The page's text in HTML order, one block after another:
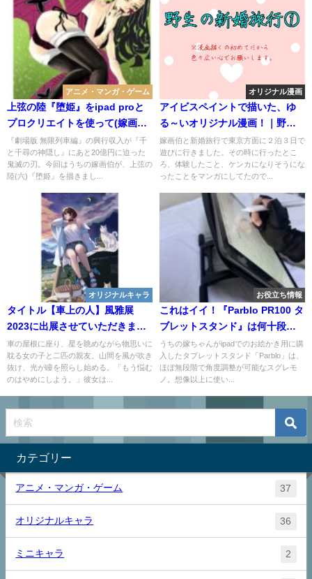
アニメ・マンガ・ゲーム
上弦の陸『堕姫』をipad proと
プロクリエイトを使って(嫁画伯
が)描きました！【鬼滅の刃】
『劇場版 無限列車編』の興行収入が『千
と千尋の神隠し』にあと20億円に迫った
鬼滅の刃。今回はうちの嫁画伯が、上弦の
陸(六)『堕姫』を描きまし...
オリジナル漫画
アイビスペイントで描いた、ゆ
る～いオリジナル漫画！｜野生
の新婚旅行①
嫁画伯と新婚旅行で東京方面に２泊３日で
遊びに行きました。その時に行ったとこ
ろ、体験したこと、ケンカになりそうにな
ったことをマンガにしてたので...
オリジナルキャラ
タイトル【車上の人】風雅展
2023に出展させていただきまし
た。
車の屋根に座り、星を眺めながら物思いに
耽る女の子と二匹の親友。山間を風が吹き
抜け、光が瞳を照らし始める。「もう悩む
のはやめにしよう。」彼女は...
お役立ち情報
これはイイ！『Parblo PR100 タ
ブレットスタンド』は何十段階
もの細かい角度調整が可能！
うちの嫁ちゃんがipadでのお絵かき用に購
入したタブレットスタンド「Parblo」は、
ほぼ無段階で角度調整が可能なスグレモ
ノ。想像以上に使い...
カテゴリー
アニメ・マンガ・ゲーム 37
オリジナルキャラ 36
ミニキャラ 2